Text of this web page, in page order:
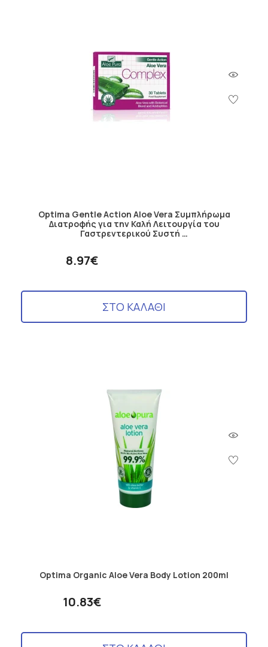
Optima Gentle Action Aloe Vera Συμπλήρωμα
Διατροφής για την Καλή Λειτουργία του
Γαστρεντερικού Συστή …
8.97€
ΣΤΟ ΚΑΛΑΘΙ
Optima Organic Aloe Vera Body Lotion 200ml
10.83€